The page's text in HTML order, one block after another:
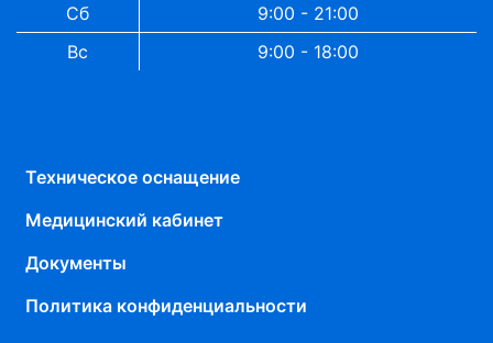
Сб
9:00 - 21:00
Вс
9:00 - 18:00
Техническое оснащение
Медицинский кабинет
Документы
Политика конфиденциальности